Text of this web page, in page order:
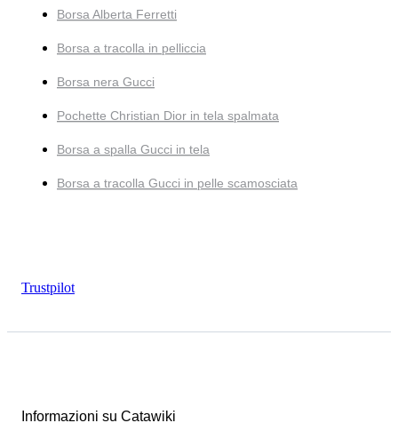
Borsa Alberta Ferretti
Borsa a tracolla in pelliccia
Borsa nera Gucci
Pochette Christian Dior in tela spalmata
Borsa a spalla Gucci in tela
Borsa a tracolla Gucci in pelle scamosciata
Trustpilot
Informazioni su Catawiki